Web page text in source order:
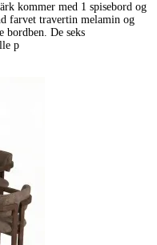
kommer med 1 spisebord og
farvet travertin melamin og
bordben. De seks
p